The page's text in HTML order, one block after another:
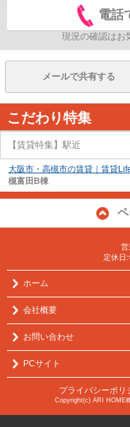
電話
現況の確認はお
メールで共有する
こだわり特集
【賃貸特集】駅近
大阪市・高槻市の賃貸｜賃貸
槻富田B棟
営
定休日:
ホーム
会社概要
お問い合わせ
PCサイト
プライバシーポリ
Copyright(c) ARI HOME